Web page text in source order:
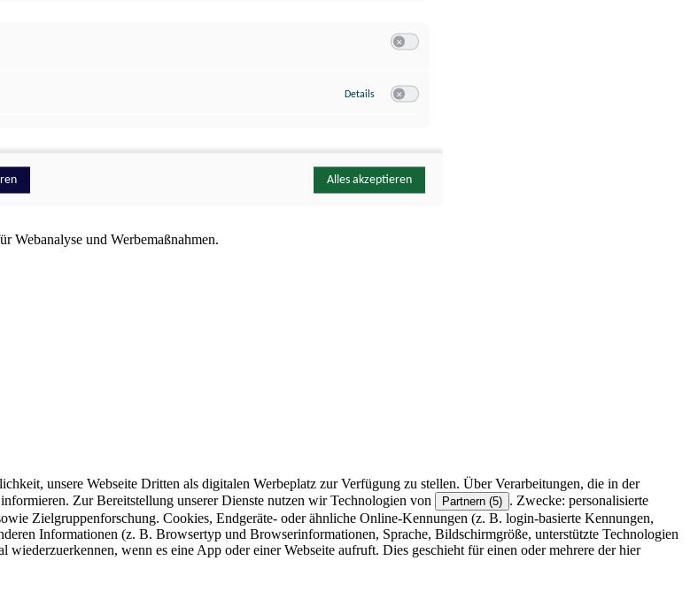
Webanalyse und Werbemaßnahmen.
unsere Webseite Dritten als digitalen Werbeplatz zur Verfügung zu stellen. Über Verarbeitungen, die in der
Zur Bereitstellung unserer Dienste nutzen wir Technologien von Partnern (5) . Zwecke: personalisierte
Zielgruppenforschung. Cookies, Endgeräte- oder ähnliche Online-Kennungen (z. B. login-basierte Kennungen,
Informationen (z. B. Browsertyp und Browserinformationen, Sprache, Bildschirmgröße, unterstützte Technologien
wenn es eine App oder einer Webseite aufruft. Dies geschieht für einen oder mehrere der hier
Details zu YouTube
Alles akzeptieren